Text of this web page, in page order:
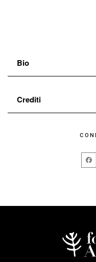
Bio
Giselda Ranieri
contemporanea è
istantanea
Galleria degli Uffizi di
Davide Frangioni,
2010 collabora con
Crediti
collaborazione
REGIONE